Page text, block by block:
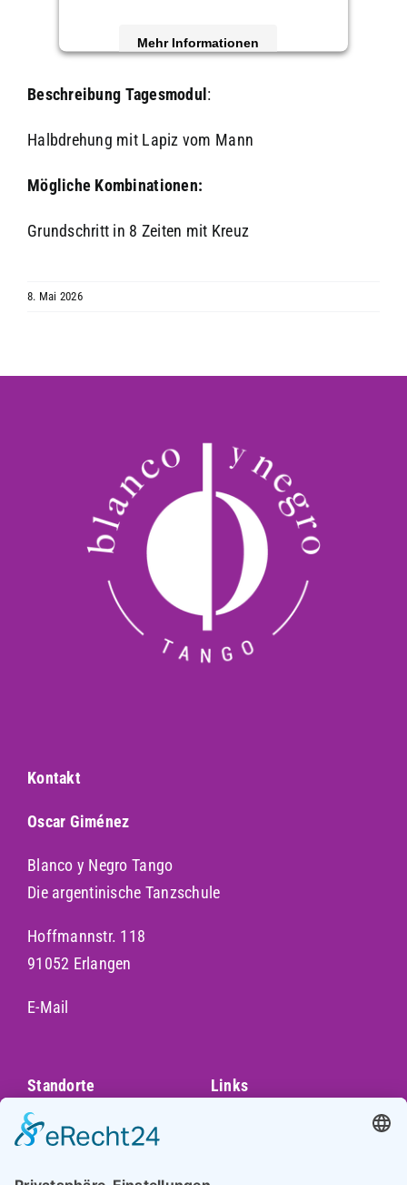
Mehr Informationen
Akzeptieren
Management Platform&eRecht24
Beschreibung Tagesmodul :
Halbdrehung mit Lapiz vom Mann
Mögliche Kombinationen:
Grundschritt in 8 Zeiten mit Kreuz
8. Mai 2026
Kontakt
Oscar Giménez
Blanco y Negro Tango
Die argentinische Tanzschule
Hoffmannstr. 118
91052 Erlangen
E-Mail
Standorte
Augsburg
Links